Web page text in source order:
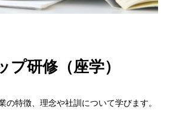
プ研修（座学）
の特徴、理念や社訓について学びます。